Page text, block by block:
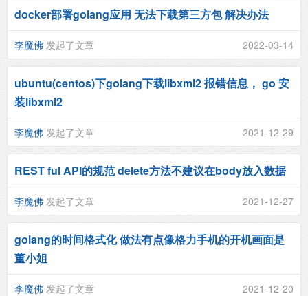
docker部署golang应用 无法下载第三方包 解决办法
李魔佛 发起了文章 2022-03-14
ubuntu(centos)下golang下载libxml2 报错信息， go 安
装libxml2
李魔佛 发起了文章 2021-12-29
REST ful API的规范 delete方法不建议在body放入数据
李魔佛 发起了文章 2021-12-27
golang的时间格式化 做法有点像格力手机的开机画面是
董小姐
李魔佛 发起了文章 2021-12-20